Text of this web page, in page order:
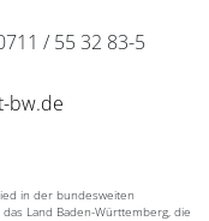
/ 55 32 83-5
bw.de
in der bundesweiten
Land Baden-Württemberg, die